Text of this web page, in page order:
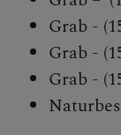
Grab -
Grab -
Grab -